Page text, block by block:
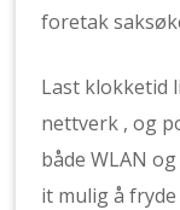
foretak
Last klokketid
nettverk , og
både WLAN
it mulig å